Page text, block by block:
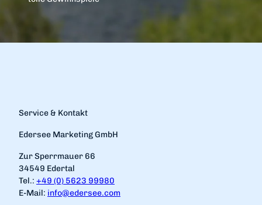
Service & Kontakt
Edersee Marketing GmbH
Zur Sperrmauer 66
34549 Edertal
Tel.: +49 (0) 5623 99980
E-Mail: info@edersee.com